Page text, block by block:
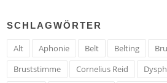
SCHLAGWÖRTER
Alt Aphonie Belt Belting
Bruststimme
Cornelius Reid